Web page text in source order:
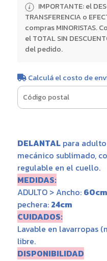
IMPORTANTE: el
TRANSFERENCIA o
compras MINORISTAS.
el TOTAL SIN
del pedido.
Calculá el costo de
DELANTALpara
mecánico sublimado,
regulable en el cuello.
MEDIDAS:
ADULTO > Ancho: 60cm
pechera: 24cm
CUIDADOS:
Lavable en lavarropas
libre.
DISPONIBILIDAD